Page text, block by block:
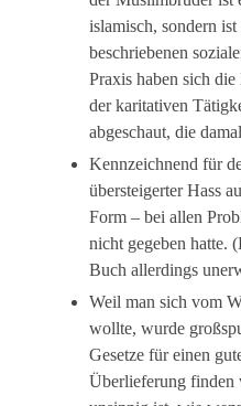
islamisch, sondern
beschriebenen
Praxis haben sich
der karitativen
abgeschaut, die
Kennzeichnend für
übersteigerter Hass
Form – bei allen
nicht gegeben hatte.
Buch allerdings
Weil man sich vom
wollte, wurde
Gesetze für einen
Überlieferung finden